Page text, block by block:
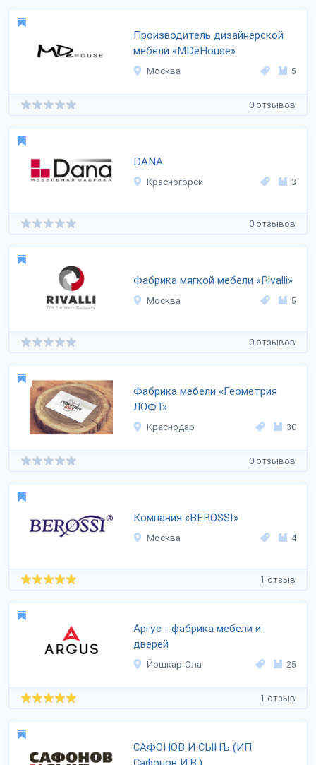
Производитель дизайнерской
мебели «MDeHouse»
Москва 5
0 отзывов
DANA
Красногорск 3
0 отзывов
Фабрика мягкой мебели «Rivalli»
Москва 5
0 отзывов
Фабрика мебели «Геометрия
ЛОФТ»
Краснодар 30
0 отзывов
Компания «BEROSSI»
Москва 4
1 отзыв
Аргус - фабрика мебели и
дверей
Йошкар-Ола 25
1 отзыв
САФОНОВ И СЫНЪ (ИП